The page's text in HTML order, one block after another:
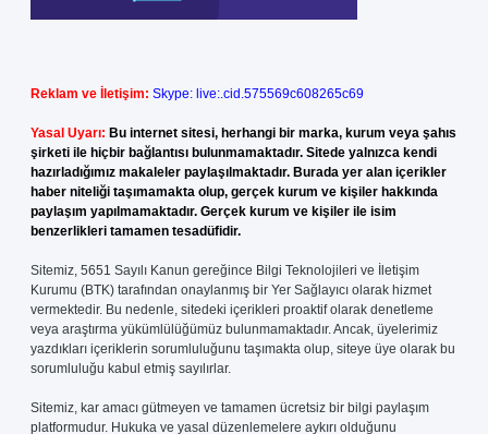
Reklam ve İletişim: Skype: live:.cid.575569c608265c69
Yasal Uyarı: Bu internet sitesi, herhangi bir marka, kurum veya şahıs
şirketi ile hiçbir bağlantısı bulunmamaktadır. Sitede yalnızca kendi
hazırladığımız makaleler paylaşılmaktadır. Burada yer alan içerikler
haber niteliği taşımamakta olup, gerçek kurum ve kişiler hakkında
paylaşım yapılmamaktadır. Gerçek kurum ve kişiler ile isim
benzerlikleri tamamen tesadüfidir.
Sitemiz, 5651 Sayılı Kanun gereğince Bilgi Teknolojileri ve İletişim
Kurumu (BTK) tarafından onaylanmış bir Yer Sağlayıcı olarak hizmet
vermektedir. Bu nedenle, sitedeki içerikleri proaktif olarak denetleme
veya araştırma yükümlülüğümüz bulunmamaktadır. Ancak, üyelerimiz
yazdıkları içeriklerin sorumluluğunu taşımakta olup, siteye üye olarak bu
sorumluluğu kabul etmiş sayılırlar.
Sitemiz, kar amacı gütmeyen ve tamamen ücretsiz bir bilgi paylaşım
platformudur. Hukuka ve yasal düzenlemelere aykırı olduğunu